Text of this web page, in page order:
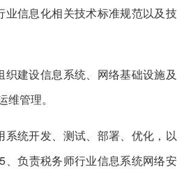
信息化相关技术标准规范以及技
建设信息系统、网络基础设施及
管理。
统开发、测试、部署、优化，以
、负责税务师行业信息系统网络安